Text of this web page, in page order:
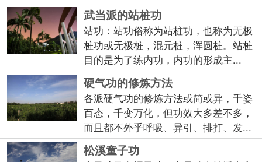
武当派的站桩功
站功：站功俗称为站桩功，也称为无极
桩功或无极桩，混元桩，浑圆桩。站桩
目的是为了练内功，内功的形成主...
硬气功的修炼方法
各派硬气功的修炼方法或简或异，千姿
百态，千变万化，但功效大多差不多，
而且都不外乎呼吸、异引、排打、发...
松溪童子功